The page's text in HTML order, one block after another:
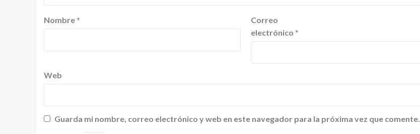
Nombre *
Correo
electrónico *
Web
Guarda mi nombre, correo electrónico y web en este navegador para la próxima vez que comente.